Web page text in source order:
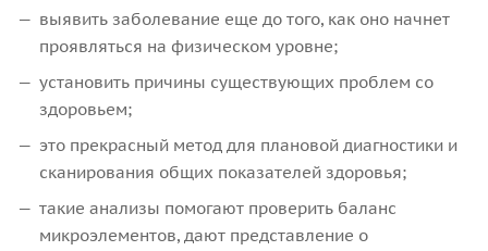
выявить заболевание еще до того, как оно начнет
проявляться на физическом уровне;
установить причины существующих проблем со
здоровьем;
это прекрасный метод для плановой диагностики и
сканирования общих показателей здоровья;
такие анализы помогают проверить баланс
микроэлементов, дают представление о